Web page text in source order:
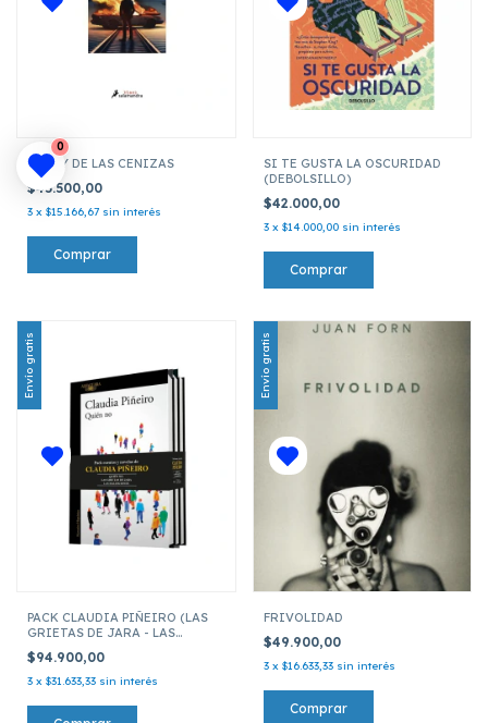
EL REY DE LAS CENIZAS
$45.500,00
3 x $15.166,67 sin interés
SI TE GUSTA LA OSCURIDAD
(DEBOLSILLO)
$42.000,00
3 x $14.000,00 sin interés
Envío gratis
PACK CLAUDIA PIÑEIRO (LAS
GRIETAS DE JARA - LAS
$94.900,00
3 x $31.633,33 sin interés
Envío gratis
FRIVOLIDAD
$49.900,00
3 x $16.633,33 sin interés
0